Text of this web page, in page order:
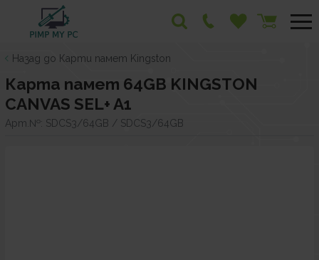
Назад до Карти памет Kingston
Карта памет 64GB KINGSTON
CANVAS SEL+ A1
Арт.№: SDCS3/64GB / SDCS3/64GB